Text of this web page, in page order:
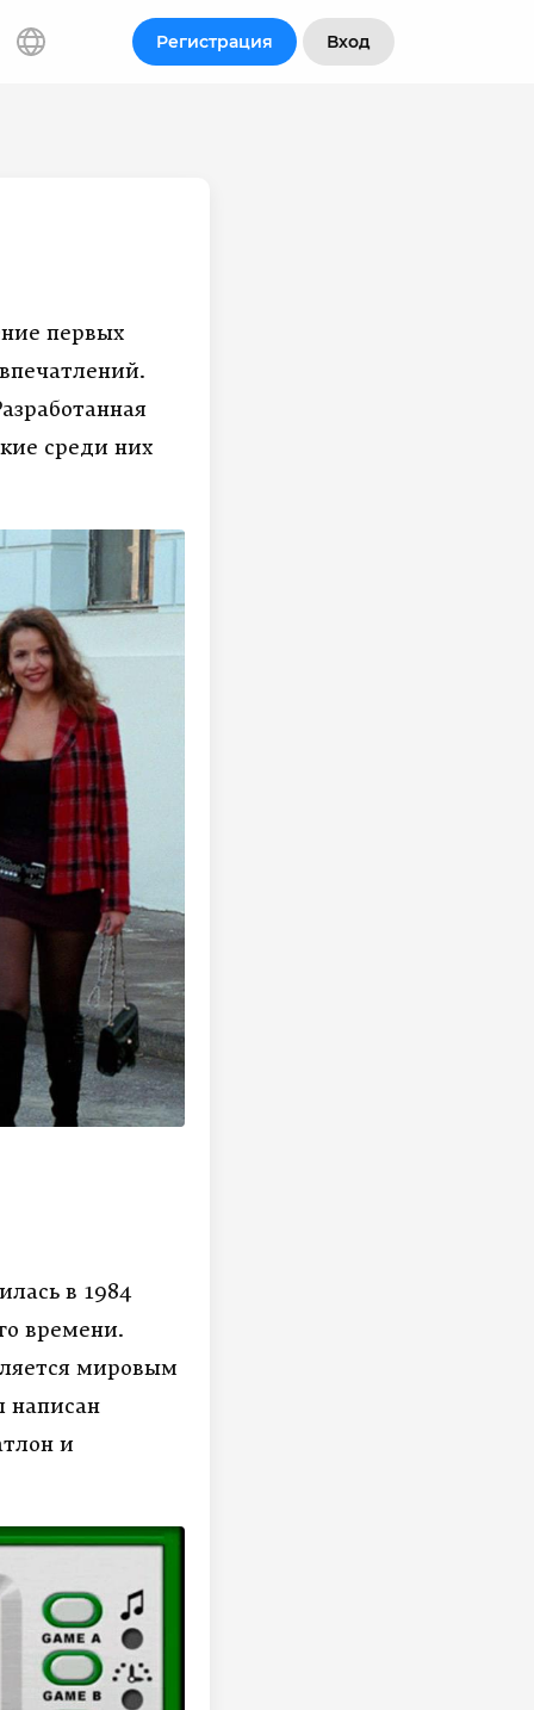
Регистрация Вход
первых
среди них
в 1984
времени.
мировым
написан
и